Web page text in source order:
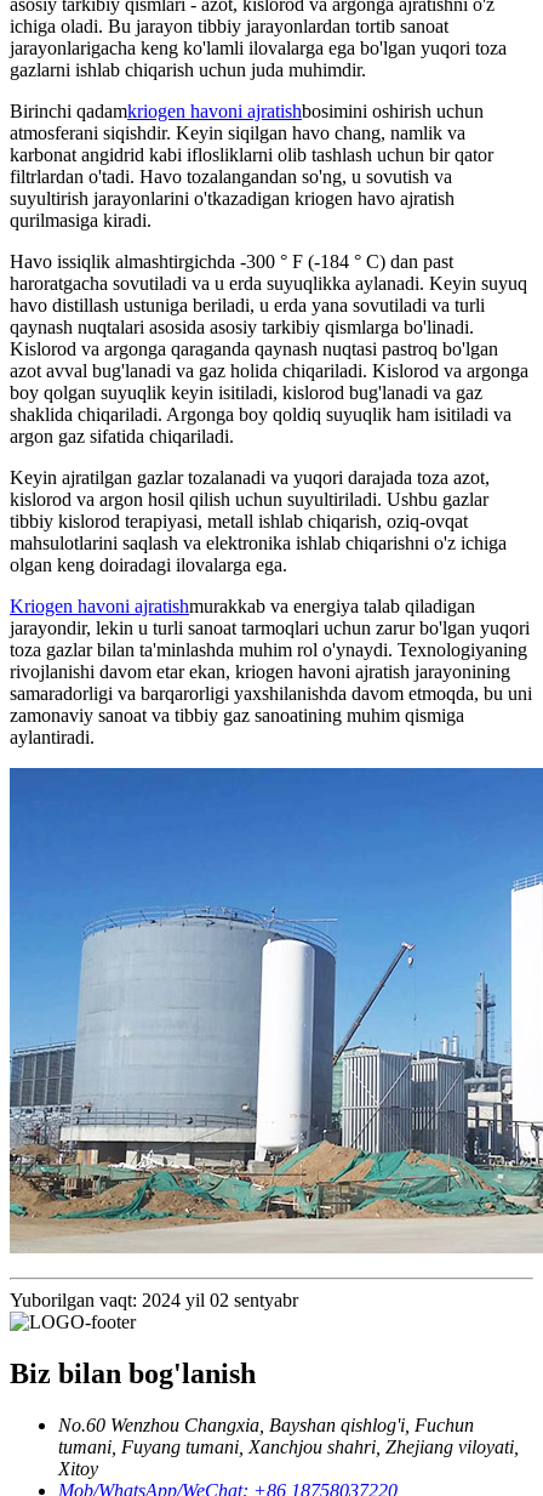
ichiga oladi. Bu jarayon tibbiy jarayonlardan tortib sanoat
jarayonlarigacha keng ko'lamli ilovalarga ega bo'lgan yuqori toza
gazlarni ishlab chiqarish uchun juda muhimdir.
Birinchi qadamkriogen havoni ajratishbosimini oshirish uchun
atmosferani siqishdir. Keyin siqilgan havo chang, namlik va
karbonat angidrid kabi iflosliklarni olib tashlash uchun bir qator
filtrlardan o'tadi. Havo tozalangandan so'ng, u sovutish va
suyultirish jarayonlarini o'tkazadigan kriogen havo ajratish
qurilmasiga kiradi.
Havo issiqlik almashtirgichda -300 ° F (-184 ° C) dan past
haroratgacha sovutiladi va u erda suyuqlikka aylanadi. Keyin suyuq
havo distillash ustuniga beriladi, u erda yana sovutiladi va turli
qaynash nuqtalari asosida asosiy tarkibiy qismlarga bo'linadi.
Kislorod va argonga qaraganda qaynash nuqtasi pastroq bo'lgan
azot avval bug'lanadi va gaz holida chiqariladi. Kislorod va argonga
boy qolgan suyuqlik keyin isitiladi, kislorod bug'lanadi va gaz
shaklida chiqariladi. Argonga boy qoldiq suyuqlik ham isitiladi va
argon gaz sifatida chiqariladi.
Keyin ajratilgan gazlar tozalanadi va yuqori darajada toza azot,
kislorod va argon hosil qilish uchun suyultiriladi. Ushbu gazlar
tibbiy kislorod terapiyasi, metall ishlab chiqarish, oziq-ovqat
mahsulotlarini saqlash va elektronika ishlab chiqarishni o'z ichiga
olgan keng doiradagi ilovalarga ega.
Kriogen havoni ajratishmurakkab va energiya talab qiladigan
jarayondir, lekin u turli sanoat tarmoqlari uchun zarur bo'lgan yuqori
toza gazlar bilan ta'minlashda muhim rol o'ynaydi. Texnologiyaning
rivojlanishi davom etar ekan, kriogen havoni ajratish jarayonining
samaradorligi va barqarorligi yaxshilanishda davom etmoqda, bu uni
zamonaviy sanoat va tibbiy gaz sanoatining muhim qismiga
aylantiradi.
Yuborilgan vaqt: 2024 yil 02 sentyabr
Biz bilan bog'lanish
No.60 Wenzhou Changxia, Bayshan qishlog'i, Fuchun
tumani, Fuyang tumani, Xanchjou shahri, Zhejiang viloyati,
Xitoy
Mob/WhatsApp/WeChat: +86 18758037220